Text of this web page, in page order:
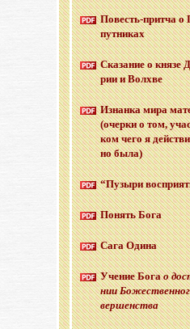
По­весть-прит­ча о
пут­ни­ках
Ска­за­ние о князе
рии и Волх­ве
Из­нан­ка мира
(очер­ки о том,
ком чего я
но была)
“Пу­зы­ри
По­нять Бога
Сага Одина
Уче­ние Богао
нии
вер­шен­ства